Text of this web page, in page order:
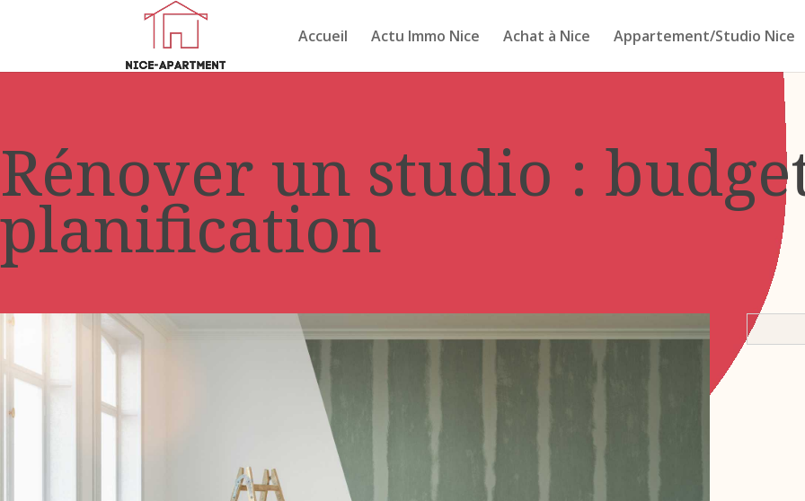
Accueil Actu Immo Nice Achat à Nice Appartement/Studio Nice
Rénover un studio :
planification